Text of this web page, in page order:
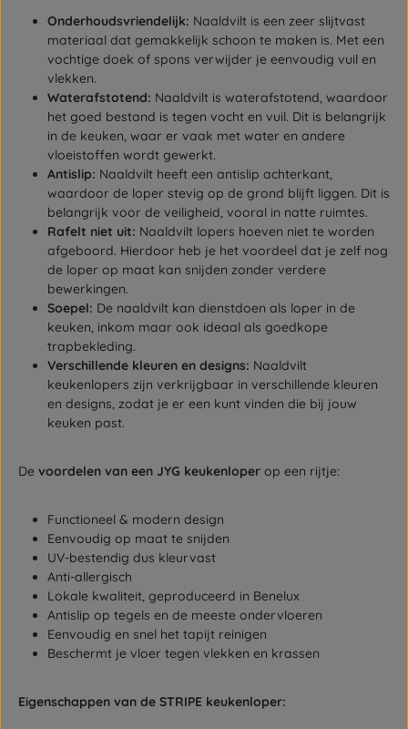
Onderhoudsvriendelijk: Naaldvilt is een zeer slijtvast
materiaal dat gemakkelijk schoon te maken is. Met een
vochtige doek of spons verwijder je eenvoudig vuil en
vlekken.
Waterafstotend: Naaldvilt is waterafstotend, waardoor
het goed bestand is tegen vocht en vuil. Dit is belangrijk
in de keuken, waar er vaak met water en andere
vloeistoffen wordt gewerkt.
Antislip: Naaldvilt heeft een antislip achterkant,
waardoor de loper stevig op de grond blijft liggen. Dit is
belangrijk voor de veiligheid, vooral in natte ruimtes.
Rafelt niet uit: Naaldvilt lopers hoeven niet te worden
afgeboord. Hierdoor heb je het voordeel dat je zelf nog
de loper op maat kan snijden zonder verdere
bewerkingen.
Soepel: De naaldvilt kan dienstdoen als loper in de
keuken, inkom maar ook ideaal als goedkope
trapbekleding.
Verschillende kleuren en designs: Naaldvilt
keukenlopers zijn verkrijgbaar in verschillende kleuren
en designs, zodat je er een kunt vinden die bij jouw
keuken past.
De voordelen van een JYG keukenloper op een rijtje:
Functioneel & modern design
Eenvoudig op maat te snijden
UV-bestendig dus kleurvast
Anti-allergisch
Lokale kwaliteit, geproduceerd in Benelux
Antislip op tegels en de meeste ondervloeren
Eenvoudig en snel het tapijt reinigen
Beschermt je vloer tegen vlekken en krassen
Eigenschappen van de STRIPE keukenloper: